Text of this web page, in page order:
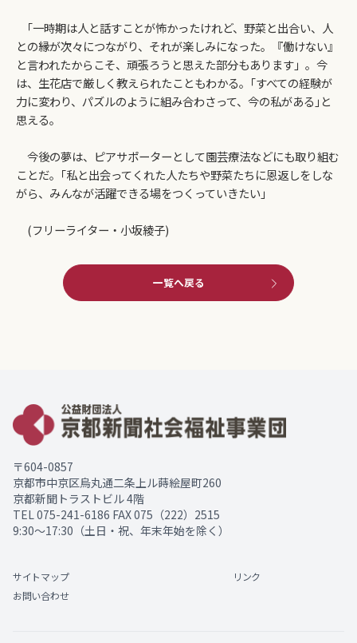
｢一時期は人と話すことが怖かったけれど、野菜と出合い、人
との縁が次々につながり、それが楽しみになった。『働けない』
と言われたからこそ、頑張ろうと思えた部分もあります」。今
は、生花店で厳しく教えられたこともわかる。｢すべての経験が
力に変わり、パズルのように組み合わさって、今の私がある｣と
思える。
今後の夢は、ピアサポーターとして園芸療法などにも取り組む
ことだ。｢私と出会ってくれた人たちや野菜たちに恩返しをしな
がら、みんなが活躍できる場をつくっていきたい｣
(フリーライター・小坂綾子)
一覧へ戻る
〒604-0857
京都市中京区烏丸通二条上ル蒔絵屋町260
京都新聞トラストビル 4階
TEL075-241-6186 FAX 075（222）2515
9:30～17:30（土日・祝、年末年始を除く）
サイトマップ
リンク
お問い合わせ